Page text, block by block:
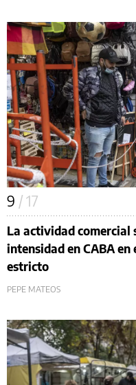
9 / 17
La actividad comercial
intensidad en CABA
estricto
PEPE MATEOS